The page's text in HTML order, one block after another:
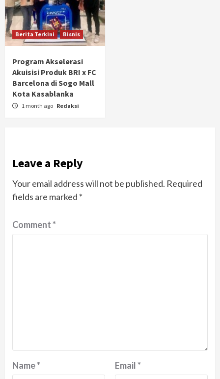
Berita Terkini Bisnis
Program Akselerasi
Akuisisi Produk BRI x FC
Barcelona di Sogo Mall
Kota Kasablanka
1 month ago Redaksi
Leave a Reply
Your email address will not be published. Required
fields are marked *
Comment*
Name* Email*